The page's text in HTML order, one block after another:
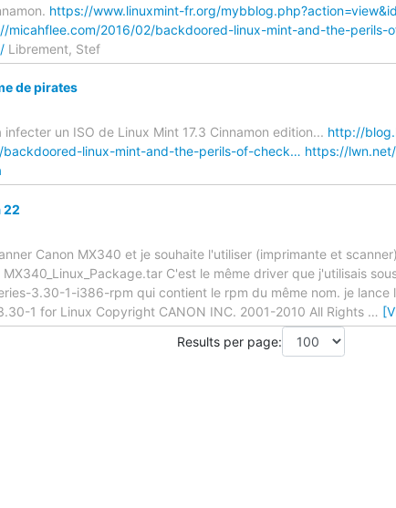
https://www.linuxmint-fr.org/
micahflee.com/2016/02/backdoored-linux-mint-and-the-perils-
Librement, Stef
de pirates
un ISO de Linux Mint 17.3 Cinnamon edition... http://
linux-mint-and-the-perils-of-check… https://
22
Canon MX340 et je souhaite l'utiliser (imprimante et
C'est le même driver que j'utilisais
3.30-1-i386-rpm qui contient le rpm du même nom. je lance
1 for Linux Copyright CANON INC. 2001-2010 All Rights …
Results per page: